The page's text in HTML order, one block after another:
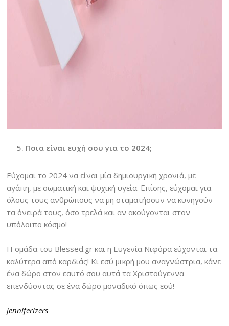
Ποια είναι ευχή σου για το 2024;
Εύχομαι το 2024 να είναι μία δημιουργική χρονιά, με
αγάπη, με σωματική και ψυχική υγεία. Επίσης, εύχομαι για
όλους τους ανθρώπους να μη σταματήσουν να κυνηγούν
τα όνειρά τους, όσο τρελά και αν ακούγονται στον
υπόλοιπο κόσμο!
Η ομάδα του Blessed.gr και η Ευγενία Νιφόρα εύχονται τα
καλύτερα από καρδιάς! Κι εσύ μικρή μου αναγνώστρια, κάνε
ένα δώρο στον εαυτό σου αυτά τα Χριστούγεννα
επενδύοντας σε ένα δώρο μοναδικό όπως εσύ!
jenniferizers